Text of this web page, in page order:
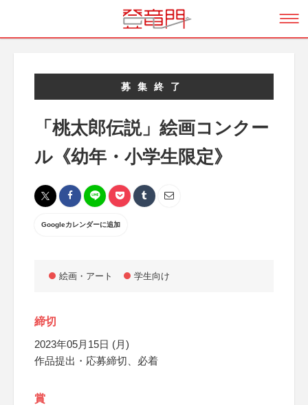
募集終了
「桃太郎伝説」絵画コンクー
ル《幼年・小学生限定》
Googleカレンダーに追加
絵画・アート 学生向け
締切
2023年05月15日 (月)
作品提出・応募締切、必着
賞